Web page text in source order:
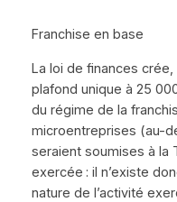
Franchise en base
La loi de finances
plafond unique à 25
du régime de la
microentreprises (au-
seraient soumises à la
exercée : il n’existe
nature de l’activité